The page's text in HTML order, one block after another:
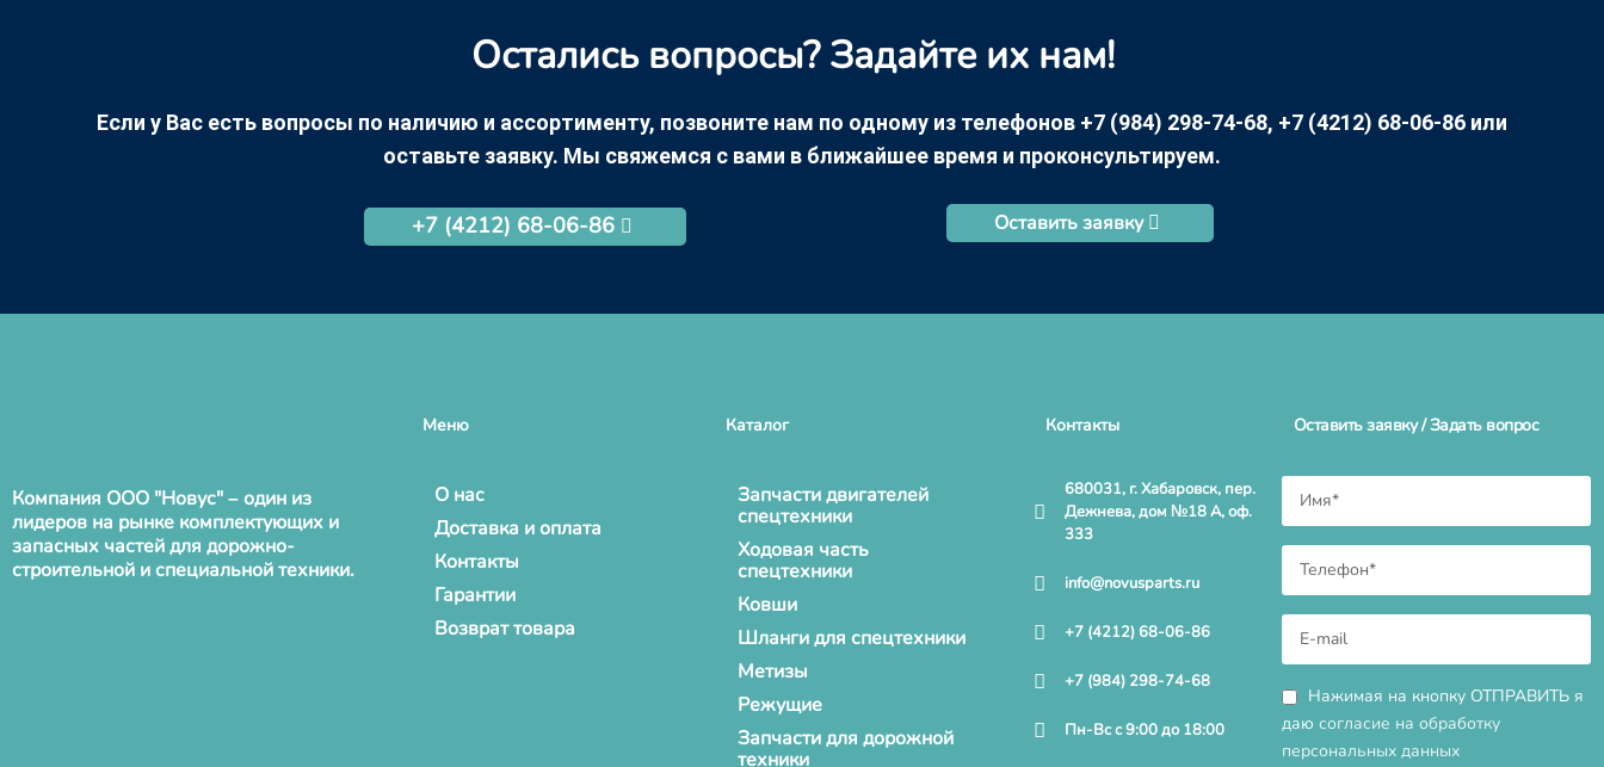
Остались вопросы? Задайте их нам!
Если у Вас есть вопросы по наличию и ассортименту, позвоните нам по одному из телефонов +7 (984) 298-74-68, +7 (4212) 68-06-86 или
оставьте заявку. Мы свяжемся с вами в ближайшее время и проконсультируем.
+7 (4212) 68-06-86 Оставить заявку
Компания ООО "Новус" – один из
лидеров на рынке комплектующих и
запасных частей для дорожно-
строительной и специальной техники.
Меню
О нас
Доставка и оплата
Контакты
Гарантии
Возврат товара
Каталог
Запчасти двигателей
спецтехники
Ходовая часть
спецтехники
Ковши
Шланги для спецтехники
Метизы
Режущие
Запчасти для дорожной
техники
Контакты
680031, г. Хабаровск, пер.
Дежнева, дом №18 А, оф.
333
info@novusparts.ru
+7 (4212) 68-06-86
+7 (984) 298-74-68
Пн-Вс с 9:00 до 18:00
Оставить заявку / Задать вопрос
Нажимая на кнопку ОТПРАВИТЬ я
даю согласие на обработку
персональных данных